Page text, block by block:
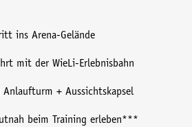
ins Arena-Gelände
mit der WieLi-Erlebnisbahn
Anlaufturm + Aussichtskapsel
beim Training erleben***